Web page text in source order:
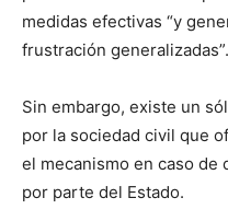
medidas efectivas “y
frustración generalizadas”.
Sin embargo, existe un
por la sociedad civil que
el mecanismo en caso de
por parte del Estado.